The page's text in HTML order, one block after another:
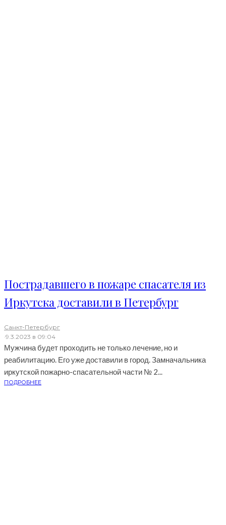
Пострадавшего в пожаре спасателя из
Иркутска доставили в Петербург
Санкт-Петербург
·9.3.2023 в 09:04
Мужчина будет проходить не только лечение, но и
реабилитацию. Его уже доставили в город. Замначальника
иркутской пожарно-спасательной части № 2...
ПОДРОБНЕЕ